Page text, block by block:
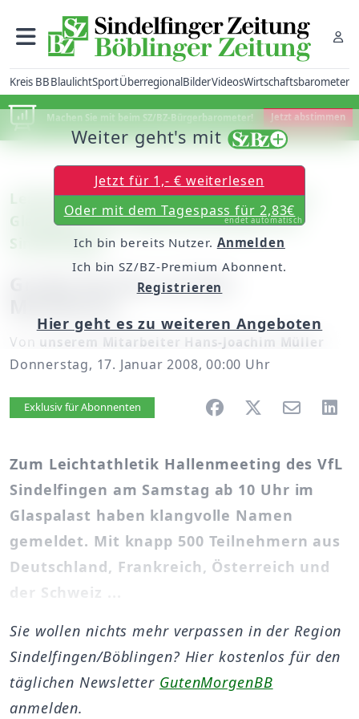
Kreis BBBlaulichtSportÜberregionalBilderVideosWirtschaftsbarometer
Machen Sie mit beim SZ/BZ-Bürgerbarometer! Jetzt abstimmen
Leichtathletik: Am Samstag beginnt im
Glaspalast das Hallenmeeting des VfL
Sindelfingen
Große Namen auf der
Von unserem Mitarbeiter Hans-Joachim Müller
Donnerstag, 17. Januar 2008, 00:00 Uhr
Artikel vorlesen
Exklusiv für Abonnenten
Zum Leichtathletik Hallenmeeting des VfL
Sindelfingen am Samstag ab 10 Uhr im
Glaspalast haben klangvolle Namen
gemeldet. Mit knapp 500 Teilnehmern aus
Deutschland, Frankreich, Österreich und
der Schweiz ...
Weiter geht's mit
Jetzt für 1,- € weiterlesen
Oder mit dem Tagespass für 2,83€
endet automatisch
Ich bin bereits Nutzer. Anmelden
Ich bin SZ/BZ-Premium Abonnent.
Registrieren
Hier geht es zu weiteren Angeboten
Sie wollen nichts mehr verpassen in der Region
Sindelfingen/Böblingen? Hier kostenlos für den
täglichen Newsletter GutenMorgenBB
anmelden.